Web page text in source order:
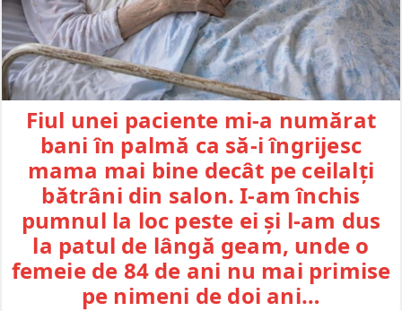
Fiul unei paciente mi-a numărat
bani în palmă ca să-i îngrijesc
mama mai bine decât pe ceilalți
bătrâni din salon. I-am închis
pumnul la loc peste ei și l-am dus
la patul de lângă geam, unde o
femeie de 84 de ani nu mai primise
pe nimeni de doi ani…